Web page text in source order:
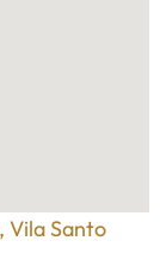
Vila Santo